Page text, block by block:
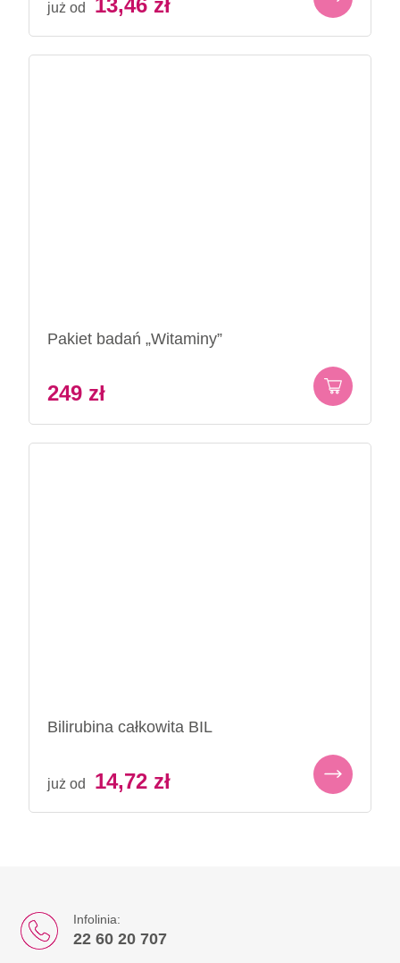
już od
Pakiet badań „Witaminy”
249 zł
Bilirubina całkowita BIL
już od 14,72 zł
Infolinia:
22 60 20 707